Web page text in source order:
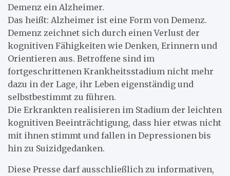
Demenz ein Alzheimer.
Das heißt: Alzheimer ist eine Form von Demenz.
Demenz zeichnet sich durch einen Verlust der
kognitiven Fähigkeiten wie Denken, Erinnern und
Orientieren aus. Betroffene sind im
fortgeschrittenen Krankheitsstadium nicht mehr
dazu in der Lage, ihr Leben eigenständig und
selbstbestimmt zu führen.
Die Erkrankten realisieren im Stadium der leichten
kognitiven Beeinträchtigung, dass hier etwas nicht
mit ihnen stimmt und fallen in Depressionen bis
hin zu Suizidgedanken.
Diese Presse darf ausschließlich zu informativen,